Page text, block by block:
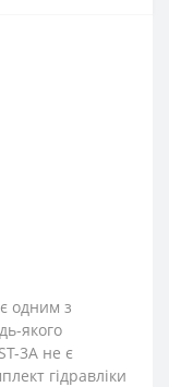
одним з
якого
3A не є
гідравліки